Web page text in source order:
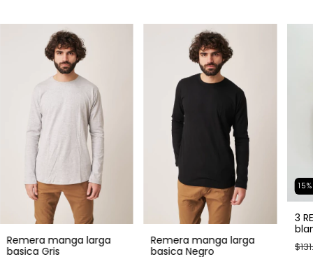
Remera manga larga
basica Gris
Remera manga larga
basica Negro
15
3